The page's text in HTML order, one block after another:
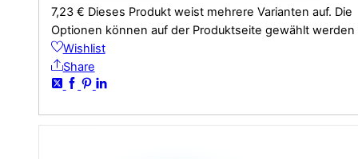
7,23 € Dieses Produkt weist mehrere Varianten auf. Die
Optionen können auf der Produktseite gewählt werden
Wishlist
Share